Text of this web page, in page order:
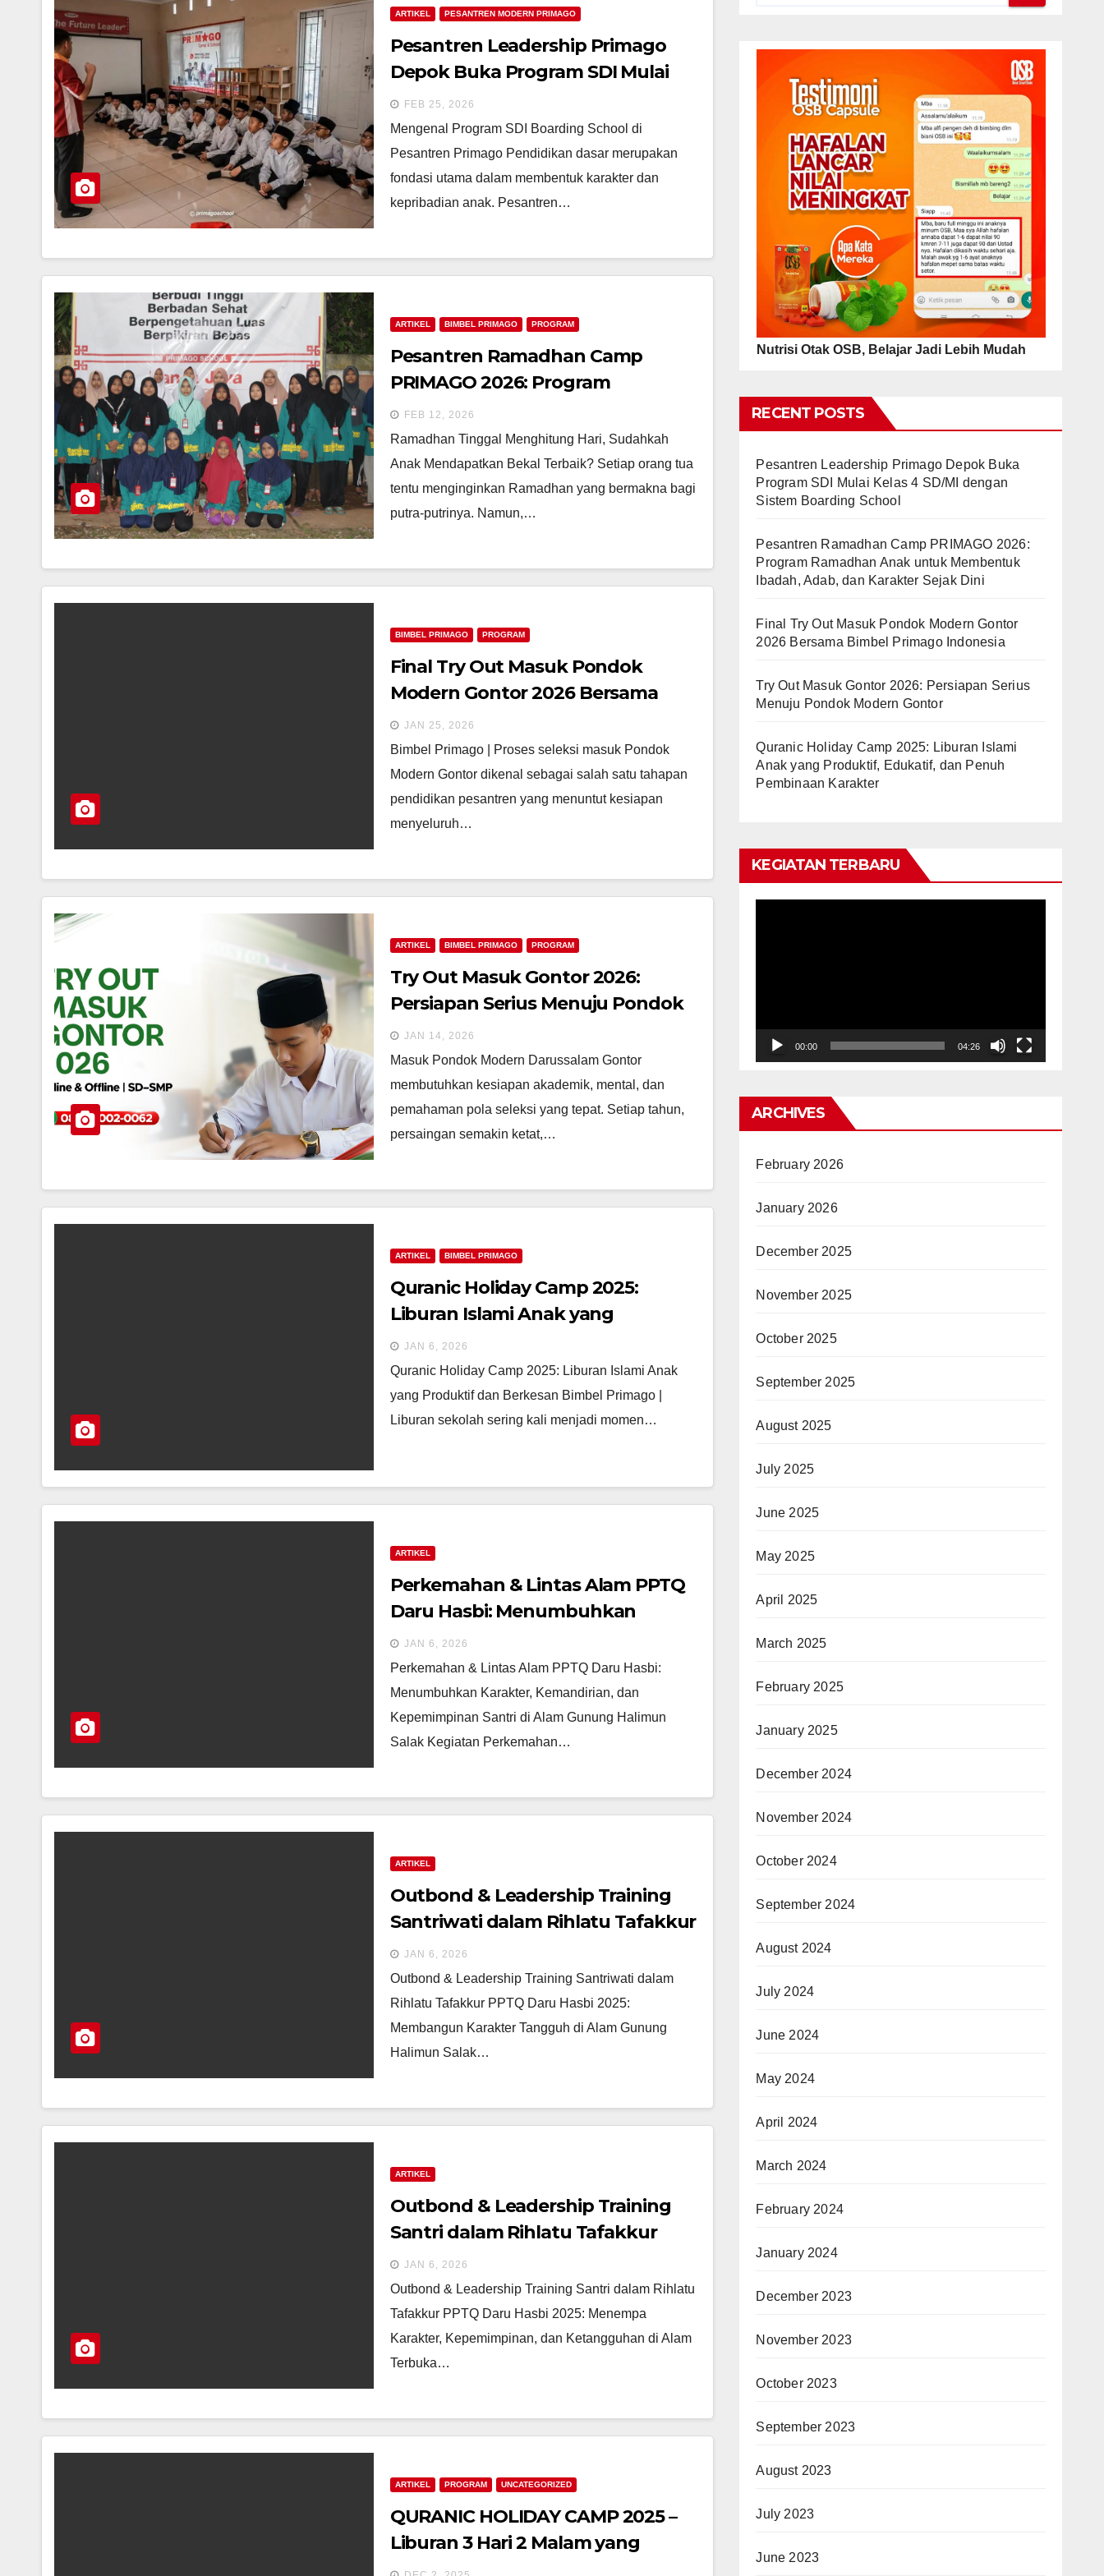
ARTIKEL PESANTREN MODERN PRIMAGO
Pesantren Leadership Primago
Depok Buka Program SDI Mulai
Kelas 4 SD/MI dengan Sistem
Boarding School
FEB 25, 2026
Mengenal Program SDI Boarding School di
Pesantren Primago Pendidikan dasar merupakan
fondasi utama dalam membentuk karakter dan
kepribadian anak. Pesantren…
ARTIKEL BIMBEL PRIMAGO PROGRAM
Pesantren Ramadhan Camp
PRIMAGO 2026: Program
Ramadhan Anak untuk
Membentuk Ibadah, Adab, dan
Karakter Sejak Dini
FEB 12, 2026
Ramadhan Tinggal Menghitung Hari, Sudahkah
Anak Mendapatkan Bekal Terbaik? Setiap orang tua
tentu menginginkan Ramadhan yang bermakna bagi
putra-putrinya. Namun,…
BIMBEL PRIMAGO PROGRAM
Final Try Out Masuk Pondok
Modern Gontor 2026 Bersama
Bimbel Primago Indonesia
JAN 25, 2026
Bimbel Primago | Proses seleksi masuk Pondok
Modern Gontor dikenal sebagai salah satu tahapan
pendidikan pesantren yang menuntut kesiapan
menyeluruh…
ARTIKEL BIMBEL PRIMAGO PROGRAM
Try Out Masuk Gontor 2026:
Persiapan Serius Menuju Pondok
Modern Gontor
JAN 14, 2026
Masuk Pondok Modern Darussalam Gontor
membutuhkan kesiapan akademik, mental, dan
pemahaman pola seleksi yang tepat. Setiap tahun,
persaingan semakin ketat,…
ARTIKEL BIMBEL PRIMAGO
Quranic Holiday Camp 2025:
Liburan Islami Anak yang
Produktif, Edukatif, dan Penuh
Pembinaan Karakter
JAN 6, 2026
Quranic Holiday Camp 2025: Liburan Islami Anak
yang Produktif dan Berkesan Bimbel Primago |
Liburan sekolah sering kali menjadi momen…
ARTIKEL
Perkemahan & Lintas Alam PPTQ
Daru Hasbi: Menumbuhkan
Karakter, Kemandirian, dan
Kepemimpinan Santri di Alam
Gunung Halimun Salak
JAN 6, 2026
Perkemahan & Lintas Alam PPTQ Daru Hasbi:
Menumbuhkan Karakter, Kemandirian, dan
Kepemimpinan Santri di Alam Gunung Halimun
Salak Kegiatan Perkemahan…
ARTIKEL
Outbond & Leadership Training
Santriwati dalam Rihlatu Tafakkur
PPTQ Daru Hasbi 2025:
Membangun Karakter Tangguh
Santriwati di Alam Gunung
Halimun Salak
JAN 6, 2026
Outbond & Leadership Training Santriwati dalam
Rihlatu Tafakkur PPTQ Daru Hasbi 2025:
Membangun Karakter Tangguh di Alam Gunung
Halimun Salak…
ARTIKEL
Outbond & Leadership Training
Santri dalam Rihlatu Tafakkur
PPTQ Daru Hasbi 2025: Menempa
Karakter, Kepemimpinan, dan
Ketangguhan di Alam Terbuka
JAN 6, 2026
Outbond & Leadership Training Santri dalam Rihlatu
Tafakkur PPTQ Daru Hasbi 2025: Menempa
Karakter, Kepemimpinan, dan Ketangguhan di Alam
Terbuka…
ARTIKEL PROGRAM UNCATEGORIZED
QURANIC HOLIDAY CAMP 2025 –
Liburan 3 Hari 2 Malam yang
Qur’ani, Seru, dan Membangun
Nutrisi Otak OSB, Belajar Jadi Lebih Mudah
RECENT POSTS
Pesantren Leadership Primago Depok Buka
Program SDI Mulai Kelas 4 SD/MI dengan
Sistem Boarding School
Pesantren Ramadhan Camp PRIMAGO 2026:
Program Ramadhan Anak untuk Membentuk
Ibadah, Adab, dan Karakter Sejak Dini
Final Try Out Masuk Pondok Modern Gontor
2026 Bersama Bimbel Primago Indonesia
Try Out Masuk Gontor 2026: Persiapan Serius
Menuju Pondok Modern Gontor
Quranic Holiday Camp 2025: Liburan Islami
Anak yang Produktif, Edukatif, dan Penuh
Pembinaan Karakter
KEGIATAN TERBARU
00:00 04:26
ARCHIVES
February 2026
January 2026
December 2025
November 2025
October 2025
September 2025
August 2025
July 2025
June 2025
May 2025
April 2025
March 2025
February 2025
January 2025
December 2024
November 2024
October 2024
September 2024
August 2024
July 2024
June 2024
May 2024
April 2024
March 2024
February 2024
January 2024
December 2023
November 2023
October 2023
September 2023
August 2023
July 2023
June 2023